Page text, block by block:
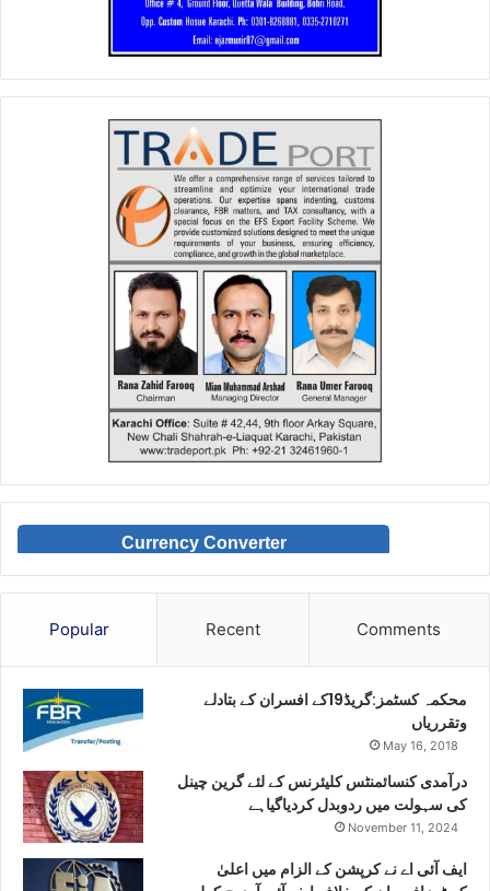
Currency Converter
Popular Recent Comments
محکمہ کسٹمز:گریڈ19کے افسران کے بتادلے
وتقرریاں
May 16, 2018
درآمدی کنسائمنٹس کلیئرنس کے لئے گرین چینل
کی سہولت میں ردوبدل کردیاگیاہے
November 11, 2024
ایف آئی اے نے کرپشن کے الزام میں اعلیٰ